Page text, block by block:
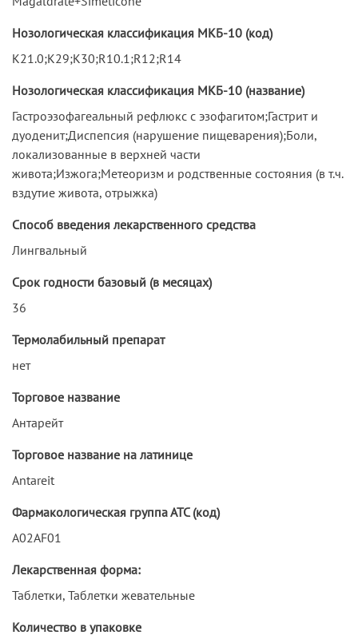
Нозологическая классификация МКБ-10 (код)
K21.0;K29;K30;R10.1;R12;R14
Нозологическая классификация МКБ-10 (название)
Гастроэзофагеальный рефлюкс с эзофагитом;Гастрит и
дуоденит;Диспепсия (нарушение пищеварения);Боли,
локализованные в верхней части
живота;Изжога;Метеоризм и родственные состояния (в т.ч.
вздутие живота, отрыжка)
Способ введения лекарственного средства
Лингвальный
Срок годности базовый (в месяцах)
36
Термолабильный препарат
нет
Торговое название
Антарейт
Торговое название на латинице
Antareit
Фармакологическая группа АТС (код)
A02AF01
Лекарственная форма:
Таблетки, Таблетки жевательные
Количество в упаковке